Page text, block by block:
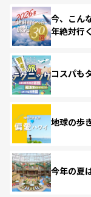
今、こん
年絶対行
コスパも
地球の歩
今年の夏